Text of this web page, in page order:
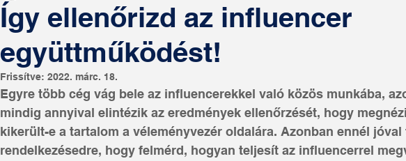
Így ellenőrizd az influencer
együttműködést!
Frissítve: 2022. márc. 18.
Egyre több cég vág bele az influencerekkel való közös munkába,
mindig annyival elintézik az eredmények ellenőrzését, hogy
kikerült-e a tartalom a véleményvezér oldalára. Azonban ennél
rendelkezésedre, hogy felmérd, hogyan teljesít az influencerrel